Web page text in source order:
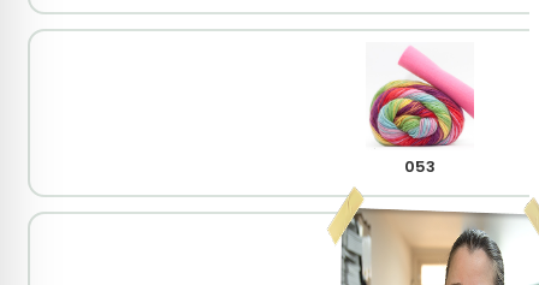
053